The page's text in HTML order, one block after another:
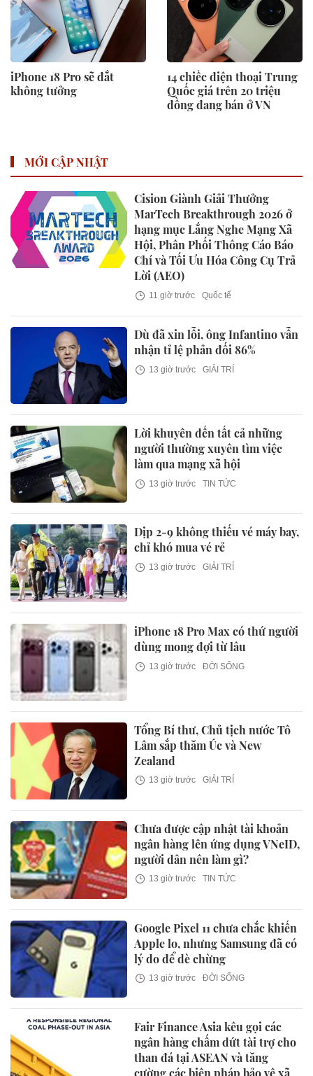
iPhone 18 Pro sẽ đắt
không tưởng
14 chiếc điện thoại Trung
Quốc giá trên 20 triệu
đồng đang bán ở VN
MỚI CẬP NHẬT
Cision Giành Giải Thưởng
MarTech Breakthrough 2026 ở
hạng mục Lắng Nghe Mạng Xã
Hội, Phân Phối Thông Cáo Báo
Chí và Tối Ưu Hóa Công Cụ Trả
Lời (AEO)
11 giờ trước Quốc tế
Dù đã xin lỗi, ông Infantino vẫn
nhận tỉ lệ phản đối 86%
13 giờ trước GIẢI TRÍ
Lời khuyên đến tất cả những
người thường xuyên tìm việc
làm qua mạng xã hội
13 giờ trước TIN TỨC
Dịp 2-9 không thiếu vé máy bay,
chỉ khó mua vé rẻ
13 giờ trước GIẢI TRÍ
iPhone 18 Pro Max có thứ người
dùng mong đợi từ lâu
13 giờ trước ĐỜI SỐNG
Tổng Bí thư, Chủ tịch nước Tô
Lâm sắp thăm Úc và New
Zealand
13 giờ trước GIẢI TRÍ
Chưa được cập nhật tài khoản
ngân hàng lên ứng dụng VNeID,
người dân nên làm gì?
13 giờ trước TIN TỨC
Google Pixel 11 chưa chắc khiến
Apple lo, nhưng Samsung đã có
lý do để dè chừng
13 giờ trước ĐỜI SỐNG
Fair Finance Asia kêu gọi các
ngân hàng chấm dứt tài trợ cho
than đá tại ASEAN và tăng
cường các biện pháp bảo vệ xã